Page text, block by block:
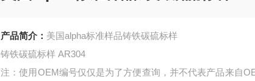
产品简介： 美国alpha标准样品铸铁碳硫标样
铸铁碳硫标样 AR304
注：使用OEM编号仅仅是为了方便查询，并不代表产品来自